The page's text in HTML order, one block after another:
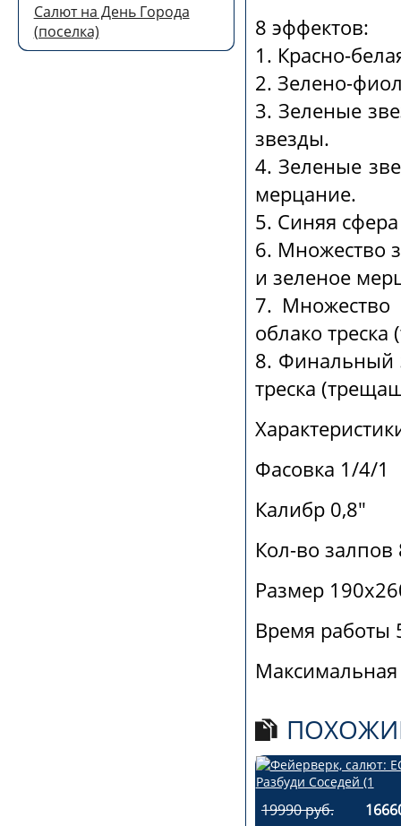
Салют на День Города
(поселка)
8 эффектов:
1. Красно-
2. Зелено-
3. Зеленые
звезды.
4. Зеленые
мерцание.
5. Синяя
6. Множество
и зеленое
7. Множество
облако
8. Финальный
треска
Фасовка 1/4/1
Калибр 0,8"
Кол-во залпов
Размер
Время работы
19990 руб.